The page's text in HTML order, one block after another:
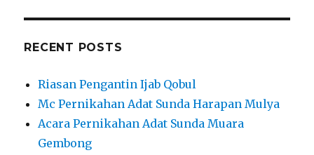
RECENT POSTS
Riasan Pengantin Ijab Qobul
Mc Pernikahan Adat Sunda Harapan Mulya
Acara Pernikahan Adat Sunda Muara
Gembong